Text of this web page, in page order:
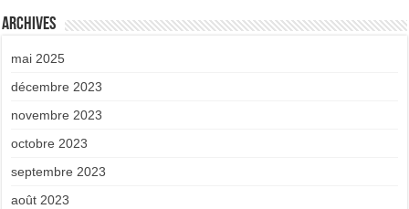
Archives
mai 2025
décembre 2023
novembre 2023
octobre 2023
septembre 2023
août 2023